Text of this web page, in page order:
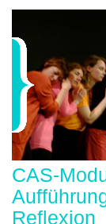
CAS-
Reflexion